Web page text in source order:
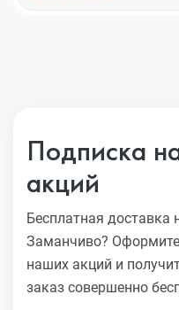
Подписка
акций
Бесплатная доставка
Заманчиво?
наших акций и
заказ совершенно